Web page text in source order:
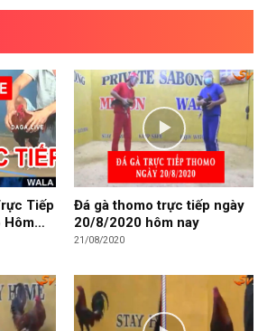
Tiếp
Hôm
Đá gà thomo trực tiếp ngày
20/8/2020 hôm nay
21/08/2020